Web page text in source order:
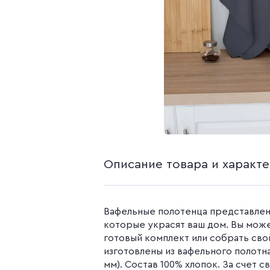
Бязь
Бязь набивная
Поплин
Поплин 150 см
Поплин
Описание товара и
Вафельные полотенца
которые украсят ваш дом. Вы
готовый комплект или собрать
изготовлены из вафельного
мм). Состав 100% хлопок. За счет